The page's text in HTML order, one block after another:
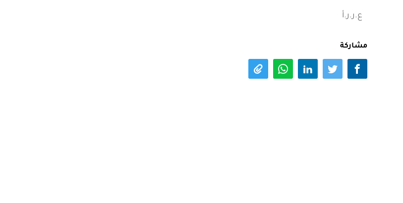
ع.ر.ر.أ
مشاركة